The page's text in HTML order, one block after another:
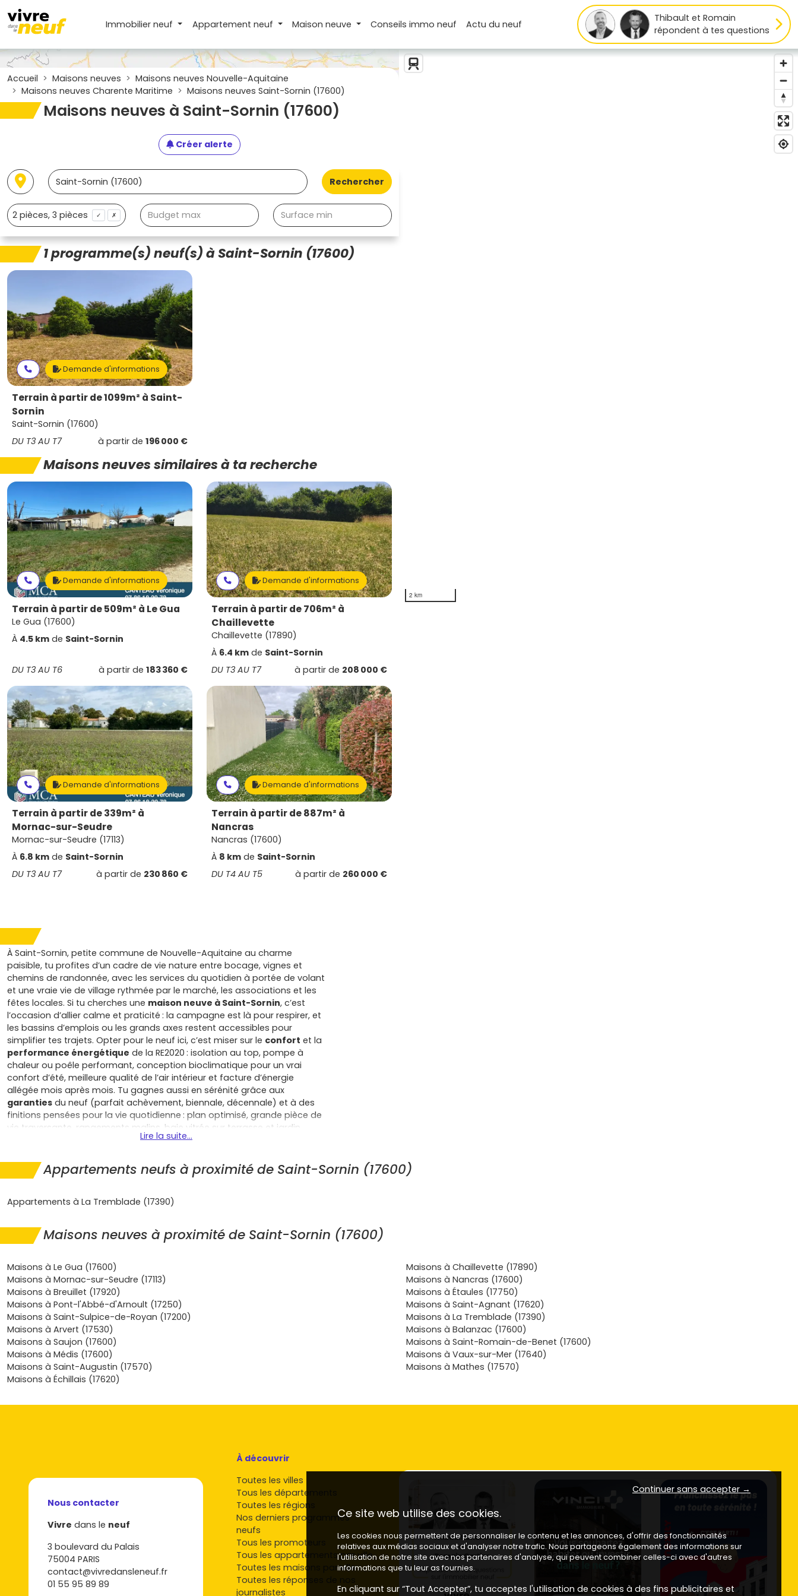
Immobilier neuf Appartement neuf Maison neuve Conseilsimmo neuf Actudu neuf
Thibault et Romain
répondent à tes questions
Accueil Maisons neuves
Maisons neuves Nouvelle-Aquitaine
Maisons neuves Charente Maritime
Maisons neuves Saint-Sornin (17600)
Maisons neuves à Saint-Sornin (17600)
Créer alerte
Rechercher
✓ ✗
1 programme(s) neuf(s) à Saint-Sornin (17600)
Demande d'informations
Terrain à partir de 1099m² à Saint-
Sornin
Saint-Sornin (17600)
DU T3 AU T7
à partir de 196 000 €
Maisons neuves similaires à ta recherche
Demande d'informations
Terrain à partir de 509m² à Le Gua
Le Gua (17600)
À 4.5 km de Saint-Sornin
DU T3 AU T6 à partir de 183 360 €
Demande d'informations
Terrain à partir de 706m² à
Chaillevette
Chaillevette (17890)
À 6.4 km de Saint-Sornin
DU T3 AU T7
à partir de 208 000 €
Demande d'informations
Terrain à partir de 339m² à
Mornac-sur-Seudre
Mornac-sur-Seudre (17113)
À 6.8 km de Saint-Sornin
DU T3 AU T7
à partir de 230 860 €
Demande d'informations
Terrain à partir de 887m² à
Nancras
Nancras (17600)
À 8 km de Saint-Sornin
DU T4 AU T5
à partir de 260 000 €
2 km
À Saint-Sornin, petite commune de Nouvelle-Aquitaine au charme
paisible, tu profites d’un cadre de vie nature entre bocage, vignes et
chemins de randonnée, avec les services du quotidien à portée de volant
et une vraie vie de village rythmée par le marché, les associations et les
fêtes locales. Si tu cherches une maison neuve à Saint-Sornin, c’est
l’occasion d’allier calme et praticité : la campagne est là pour respirer, et
les bassins d’emplois ou les grands axes restent accessibles pour
simplifier tes trajets. Opter pour le neuf ici, c’est miser sur le confort et la
performance énergétique de la RE2020 : isolation au top, pompe à
chaleur ou poêle performant, conception bioclimatique pour un vrai
confort d’été, meilleure qualité de l’air intérieur et facture d’énergie
allégée mois après mois. Tu gagnes aussi en sérénité grâce aux
garanties du neuf (parfait achèvement, biennale, décennale) et à des
finitions pensées pour la vie quotidienne : plan optimisé, grande pièce de
vie traversante, rangements malins, baie vitrée sur terrasse et jardin,
garage ou cellier pour le vélo et le matériel. Côté budget, les
exonération temporaire de taxe foncière te donnent de vrais coups de
pouce, tout comme certaines aides nationales ou locales éventuelles
Sornint’offre l’espace qu’on aime : un jardin pour les enfants, un coin
une excellente acoustique qui change la vie. Pour investir, tu réponds à
une demande tangible pour des maisons avec extérieur, portées par le
limitée sur des logements bien situés et bien construits, et la perspective
d’une valeur patrimoniale protégée par la qualité du bâti et la rareté des
biens performants énergétiquement. Tu restes proche des commodités
essentielles : école et services à quelques minutes, commerces de
proximité et supermarchés dans les bourgs voisins, structures de santé
et équipements sportifs accessibles, et des liaisons routières simples
pour rejoindre les villes régionales, la gare la plus proche ou les zones
d’activités. En bref, ici tu investis dans une qualité de vie durable, avec
une maison prête à l’emploi, peu énergivore, sûre et confortable, sans
renoncer à la mobilité ni à la convivialité locale. Envie de passer du projet
et les délais, puis choisis le terrain et la configuration qui te ressemblent :
Lire la suite...
Appartements neufs à proximité de Saint-Sornin (17600)
Appartements à La Tremblade (17390)
Maisons neuves à proximité de Saint-Sornin (17600)
Maisons à Le Gua (17600)
Maisons à Chaillevette (17890)
Maisons à Mornac-sur-Seudre (17113)
Maisons à Nancras (17600)
Maisons à Breuillet (17920)
Maisons à Étaules (17750)
Maisons à Pont-l'Abbé-d'Arnoult (17250)
Maisons à Saint-Agnant (17620)
Maisons à Saint-Sulpice-de-Royan (17200)
Maisons à La Tremblade (17390)
Maisons à Arvert (17530)
Maisons à Balanzac (17600)
Maisons à Saujon (17600)
Maisons à Saint-Romain-de-Benet (17600)
Maisons à Médis (17600)
Maisons à Vaux-sur-Mer (17640)
Maisons à Saint-Augustin (17570)
Maisons à Mathes (17570)
Maisons à Échillais (17620)
Nous contacter
Vivre dans le neuf
3 boulevard du Palais
75004 PARIS
contact@vivredansleneuf.fr
01 55 95 89 89
À découvrir
Toutes les villes
Tous les départements
Toutes les régions
Nos derniers programmes
neufs
Tous les promoteurs
Tous les appartements par ville
Toutes les maisons par ville
Toutes les réponses de nos
journalistes
Continuer sans accepter →
Ce site web utilise des cookies.
Les cookies nous permettent de personnaliser le contenu et les annonces, d'offrir des fonctionnalités
relatives aux médias sociaux et d'analyser notre trafic. Nous partageons également des informations sur
l'utilisation de notre site avec nos partenaires d'analyse, qui peuvent combiner celles-ci avec d'autres
informations que tu leur as fournies.
En cliquant sur “Tout Accepter”, tu acceptes l'utilisation de cookies à des fins publicitaires et